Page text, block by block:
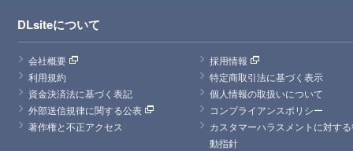
DLsiteについて
会社概要
採用情報
利用規約
特定商取引法に基づく表示
資金決済法に基づく表記
個人情報の取扱いについて
外部送信規律に関する公表
コンプライアンスポリシー
著作権と不正アクセス
カスタマーハラスメントに対す
動指針